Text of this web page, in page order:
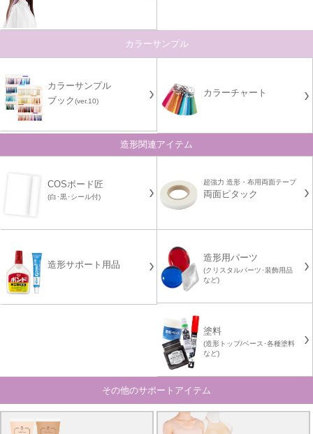
カラーサンプル
カラーサンプル
ブック(ver.10)
カラーチャート
造形関連アイテム
COSボード匠
(白･黒･シール付)
超強力 造形・布用両面テープ
両面ピタック
造形サポート用品
造形用パーツ
(クリスタルパーツ･装飾用品
など)
塗料
(造形トップ/ベース･各種塗料
など)
その他のサポートアイテム